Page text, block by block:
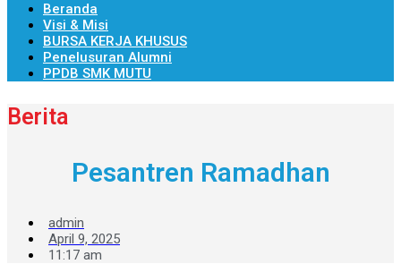
Beranda
Visi & Misi
BURSA KERJA KHUSUS
Penelusuran Alumni
PPDB SMK MUTU
Berita
Pesantren Ramadhan
admin
April 9, 2025
11:17 am